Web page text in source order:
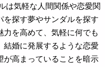
気軽な人間関係や恋愛関
を探す夢やサンダルを探す
を高めて、気軽に何でも
結婚に発展するような恋愛
が高まっていることを暗示